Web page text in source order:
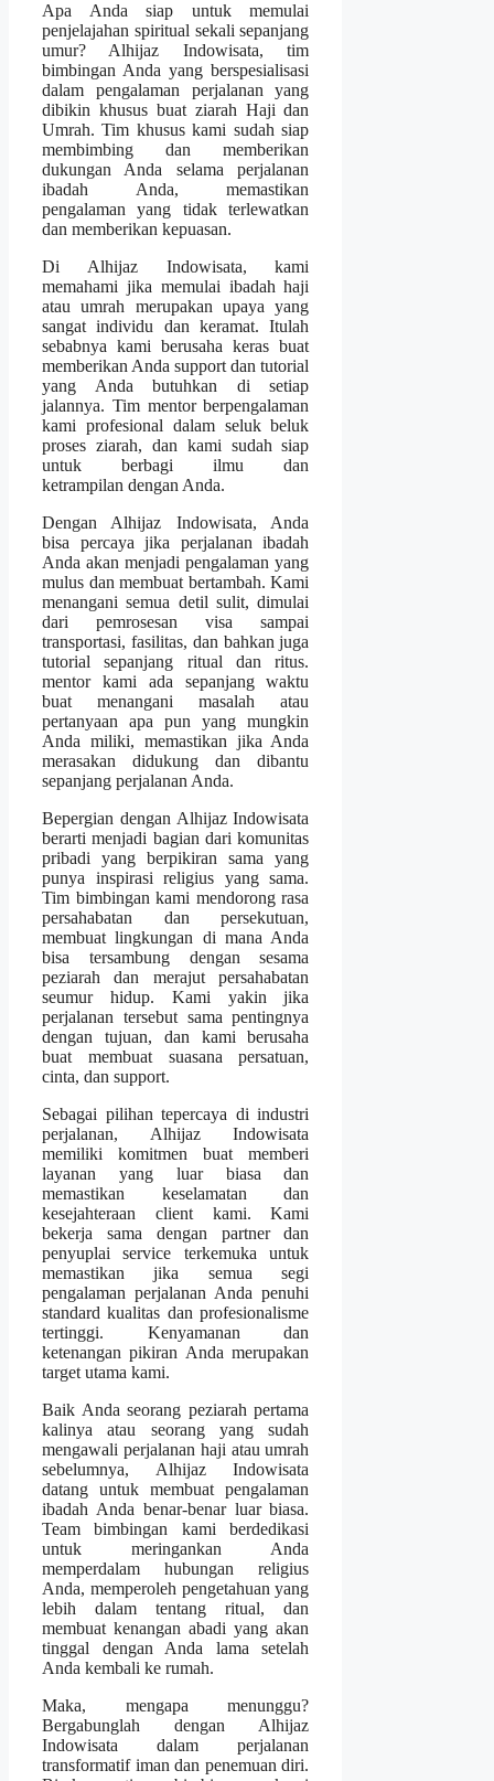
Apa Anda siap untuk memulai
penjelajahan spiritual sekali sepanjang
umur? Alhijaz Indowisata, tim
bimbingan Anda yang berspesialisasi
dalam pengalaman perjalanan yang
dibikin khusus buat ziarah Haji dan
Umrah. Tim khusus kami sudah siap
membimbing dan memberikan
dukungan Anda selama perjalanan
ibadah Anda, memastikan
pengalaman yang tidak terlewatkan
dan memberikan kepuasan.
Di Alhijaz Indowisata, kami
memahami jika memulai ibadah haji
atau umrah merupakan upaya yang
sangat individu dan keramat. Itulah
sebabnya kami berusaha keras buat
memberikan Anda support dan tutorial
yang Anda butuhkan di setiap
jalannya. Tim mentor berpengalaman
kami profesional dalam seluk beluk
proses ziarah, dan kami sudah siap
untuk berbagi ilmu dan
ketrampilan dengan Anda.
Dengan Alhijaz Indowisata, Anda
bisa percaya jika perjalanan ibadah
Anda akan menjadi pengalaman yang
mulus dan membuat bertambah. Kami
menangani semua detil sulit, dimulai
dari pemrosesan visa sampai
transportasi, fasilitas, dan bahkan juga
tutorial sepanjang ritual dan ritus.
mentor kami ada sepanjang waktu
buat menangani masalah atau
pertanyaan apa pun yang mungkin
Anda miliki, memastikan jika Anda
merasakan didukung dan dibantu
sepanjang perjalanan Anda.
Bepergian dengan Alhijaz Indowisata
berarti menjadi bagian dari komunitas
pribadi yang berpikiran sama yang
punya inspirasi religius yang sama.
Tim bimbingan kami mendorong rasa
persahabatan dan persekutuan,
membuat lingkungan di mana Anda
bisa tersambung dengan sesama
peziarah dan merajut persahabatan
seumur hidup. Kami yakin jika
perjalanan tersebut sama pentingnya
dengan tujuan, dan kami berusaha
buat membuat suasana persatuan,
cinta, dan support.
Sebagai pilihan tepercaya di industri
perjalanan, Alhijaz Indowisata
memiliki komitmen buat memberi
layanan yang luar biasa dan
memastikan keselamatan dan
kesejahteraan client kami. Kami
bekerja sama dengan partner dan
penyuplai service terkemuka untuk
memastikan jika semua segi
pengalaman perjalanan Anda penuhi
standard kualitas dan profesionalisme
tertinggi. Kenyamanan dan
ketenangan pikiran Anda merupakan
target utama kami.
Baik Anda seorang peziarah pertama
kalinya atau seorang yang sudah
mengawali perjalanan haji atau umrah
sebelumnya, Alhijaz Indowisata
datang untuk membuat pengalaman
ibadah Anda benar-benar luar biasa.
Team bimbingan kami berdedikasi
untuk meringankan Anda
memperdalam hubungan religius
Anda, memperoleh pengetahuan yang
lebih dalam tentang ritual, dan
membuat kenangan abadi yang akan
tinggal dengan Anda lama setelah
Anda kembali ke rumah.
Maka, mengapa menunggu?
Bergabunglah dengan Alhijaz
Indowisata dalam perjalanan
transformatif iman dan penemuan diri.